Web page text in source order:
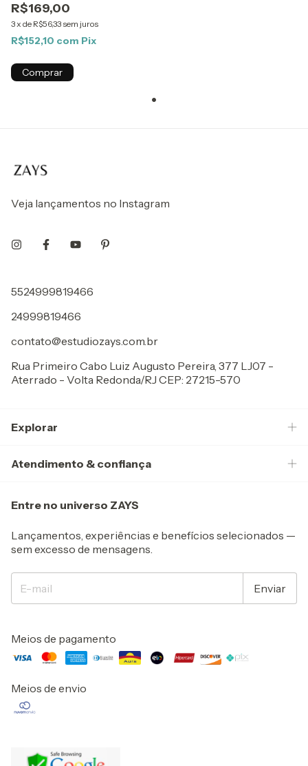
R$169,00
3x de R$56,33 sem juros
R$152,10 com Pix
Comprar
Veja lançamentos no Instagram
5524999819466
24999819466
contato@estudiozays.com.br
Rua Primeiro Cabo Luiz Augusto Pereira, 377 LJ07 -
Aterrado - Volta Redonda/RJ CEP: 27215-570
Explorar
Atendimento & confiança
Entre no universo ZAYS
Lançamentos, experiências e benefícios selecionados —
sem excesso de mensagens.
Meios de pagamento
Meios de envio